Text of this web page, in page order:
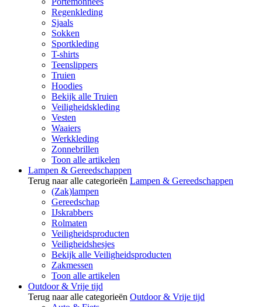
Regenkleding
Sjaals
Sokken
Sportkleding
T-shirts
Teenslippers
Truien
Hoodies
Bekijk alle Truien
Veiligheidskleding
Vesten
Waaiers
Werkkleding
Zonnebrillen
Toon alle artikelen
Lampen & Gereedschappen
Terug naar alle categorieën Lampen & Gereedschappen
(Zak)lampen
Gereedschap
IJskrabbers
Rolmaten
Veiligheidsproducten
Veiligheidshesjes
Bekijk alle Veiligheidsproducten
Zakmessen
Toon alle artikelen
Outdoor & Vrije tijd
Terug naar alle categorieën Outdoor & Vrije tijd